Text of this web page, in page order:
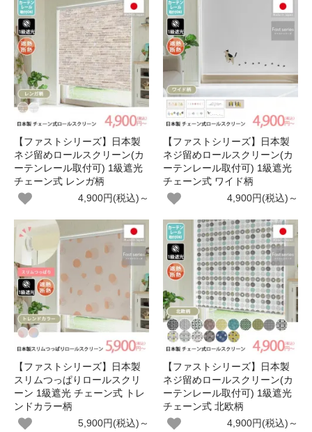
【ファストシリーズ】日本製
ネジ留めロールスクリーン(カ
ーテンレール取付可) 1級遮光
チェーン式 レンガ柄
4,900円(税込)～
【ファストシリーズ】日本製
ネジ留めロールスクリーン(カ
ーテンレール取付可) 1級遮光
チェーン式 ワイド柄
4,900円(税込)～
【ファストシリーズ】日本製
スリムつっぱりロールスクリ
ーン 1級遮光 チェーン式 トレ
ンドカラー柄
5,900円(税込)～
【ファストシリーズ】日本製
ネジ留めロールスクリーン(カ
ーテンレール取付可) 1級遮光
チェーン式 北欧柄
4,900円(税込)～